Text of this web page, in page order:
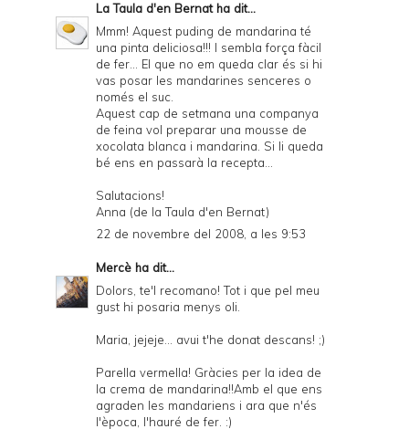
La Taula d'en Bernatha dit...
Mmm! Aquest puding de mandarina té
una pinta deliciosa!!! I sembla força fàcil
de fer... El que no em queda clar és si hi
vas posar les mandarines senceres o
només el suc.
Aquest cap de setmana una companya
de feina vol preparar una mousse de
xocolata blanca i mandarina. Si li queda
bé ens en passarà la recepta...
Salutacions!
Anna (de la Taula d'en Bernat)
22 de novembre del 2008, a les 9:53
Mercè ha dit...
Dolors, te'l recomano! Tot i que pel meu
gust hi posaria menys oli.
Maria, jejeje... avui t'he donat descans! ;)
Parella vermella! Gràcies per la idea de
la crema de mandarina!!Amb el que ens
agraden les mandariens i ara que n'és
l'època, l'hauré de fer. :)